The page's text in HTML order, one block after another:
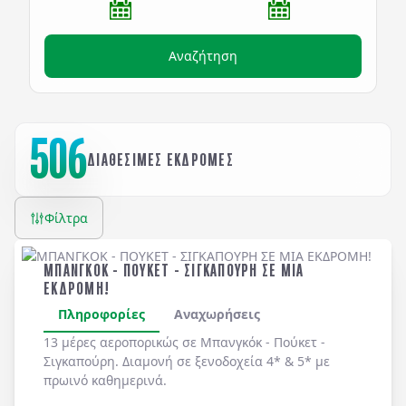
Αναζήτηση
506ΔΙΑΘΕΣΙΜΕΣ ΕΚΔΡΟΜΕΣ
Φίλτρα
ΜΠΑΝΓΚΟΚ - ΠΟΥΚΕΤ - ΣΙΓΚΑΠΟΥΡΗ ΣΕ ΜΙΑ
ΕΚΔΡΟΜΗ!
Πληροφορίες
Αναχωρήσεις
13 μέρες αεροπορικώς σε Μπανγκόκ - Πούκετ -
Σιγκαπούρη. Διαμονή σε ξενοδοχεία 4* & 5* με
πρωινό καθημερινά.